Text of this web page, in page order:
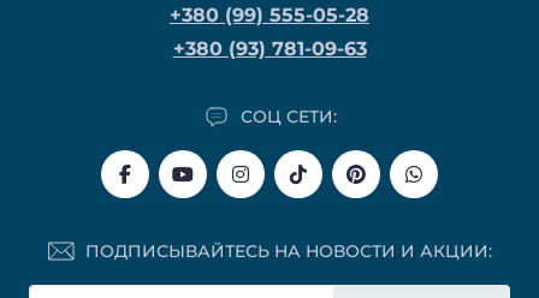
+380 (99) 555-05-28
+380 (93) 781-09-63
СОЦ СЕТИ:
ПОДПИСЫВАЙТЕСЬ НА НОВОСТИ И АКЦИИ: